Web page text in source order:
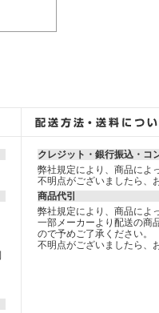
クレジット・銀行振込・コ
弊社規定により、商品によ
不明点がございましたら、
商品代引
弊社規定により、商品によ
一部メーカーより配送の商
ので予めご了承ください。
不明点がございましたら、